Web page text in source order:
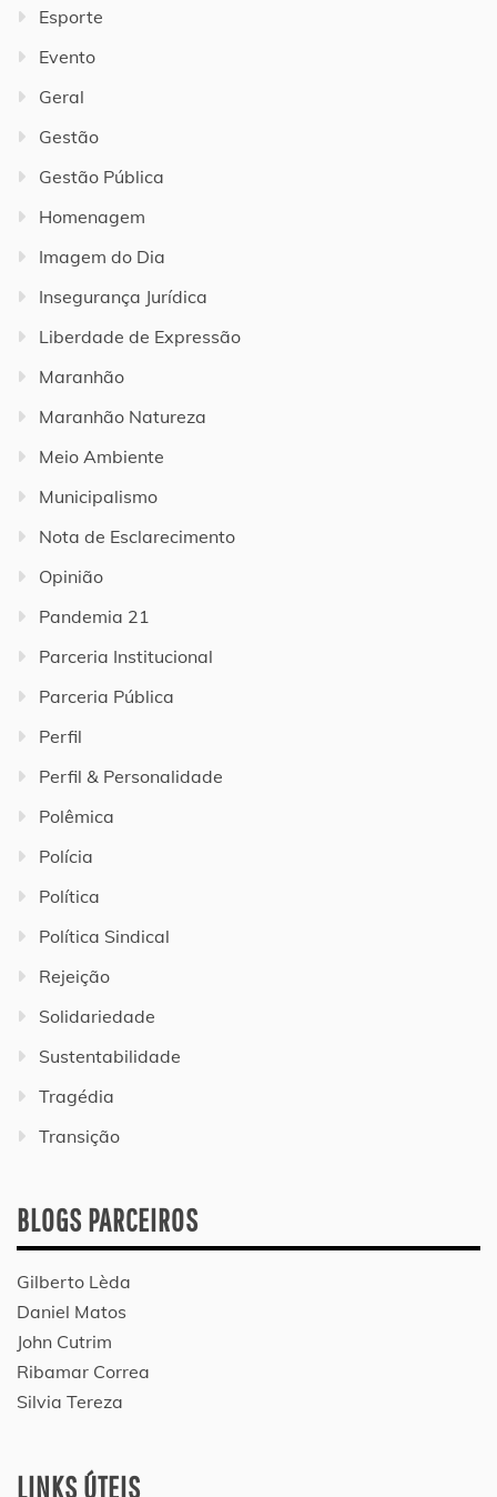
Esporte
Evento
Geral
Gestão
Gestão Pública
Homenagem
Imagem do Dia
Insegurança Jurídica
Liberdade de Expressão
Maranhão
Maranhão Natureza
Meio Ambiente
Municipalismo
Nota de Esclarecimento
Opinião
Pandemia 21
Parceria Institucional
Parceria Pública
Perfil
Perfil & Personalidade
Polêmica
Polícia
Política
Política Sindical
Rejeição
Solidariedade
Sustentabilidade
Tragédia
Transição
BLOGS PARCEIROS
Gilberto Lèda
Daniel Matos
John Cutrim
Ribamar Correa
Silvia Tereza
LINKS ÚTEIS